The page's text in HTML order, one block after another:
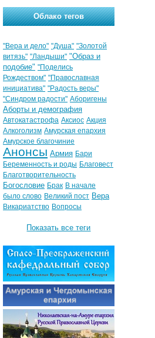
Облако тегов
"Вера и дело" "Душа" "Золотой
витязь" "Ландыши" "Образ и
подобие" "Поделись
Рождеством" "Православная
инициатива" "Радость веры"
"Синдром радости" Аборигены
Аборты и демография
Автокатастрофа Аксиос Акция
Алкоголизм Амурская епархия
Амурское благочиние
Анонсы Армия Бари
Беременность и роды Благовест
Благотворительность
Богословие Брак В начале
было слово Великий пост Вера
Викариатство Вопросы
Показать все теги